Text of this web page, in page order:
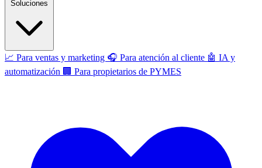
📈 Para ventas y marketing 🎧 Para atención al cliente 🤖 IA y
automatización 🏢 Para propietarios de PYMES